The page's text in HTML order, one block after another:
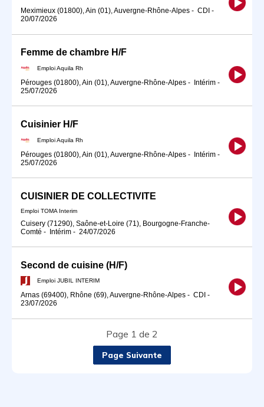
Meximieux (01800), Ain (01), Auvergne-Rhône-Alpes - CDI -
20/07/2026
Femme de chambre H/F
Emploi Aquila Rh
Pérouges (01800), Ain (01), Auvergne-Rhône-Alpes - Intérim -
25/07/2026
Cuisinier H/F
Emploi Aquila Rh
Pérouges (01800), Ain (01), Auvergne-Rhône-Alpes - Intérim -
25/07/2026
CUISINIER DE COLLECTIVITE
Emploi TOMA Interim
Cuisery (71290), Saône-et-Loire (71), Bourgogne-Franche-
Comté - Intérim - 24/07/2026
Second de cuisine (H/F)
Emploi JUBIL INTERIM
Arnas (69400), Rhône (69), Auvergne-Rhône-Alpes - CDI -
23/07/2026
Page 1 de 2
Page Suivante